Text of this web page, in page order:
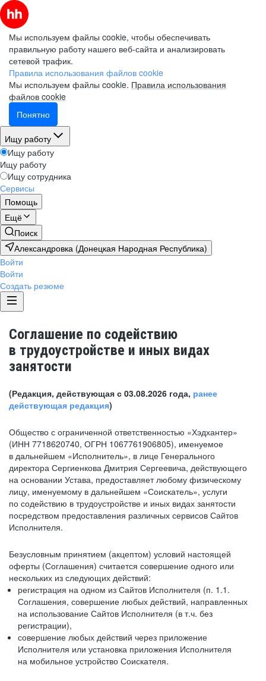
Мы используем файлы cookie, чтобы обеспечивать
правильную работу нашего веб-сайта и анализировать
сетевой трафик.
Правила использования файлов cookie
Мы используем файлы cookie. Правила использования
файлов cookie
Понятно
Ищу работу
Ищу работу
Ищу работу
Ищу сотрудника
Сервисы
Помощь
Ещё
Поиск
Александровка (Донецкая Народная Республика)
Войти
Войти
Создать резюме
Соглашение по содействию
в трудоустройстве и иных видах
занятости
(Редакция, действующая с 03.08.2026 года, ранее
действующая редакция)
Общество с ограниченной ответственностью «Хэдхантер»
(ИНН 7718620740, ОГРН 1067761906805), именуемое
в дальнейшем «Исполнитель», в лице Генерального
директора Сергиенкова Дмитрия Сергеевича, действующего
на основании Устава, предоставляет любому физическому
лицу, именуемому в дальнейшем «Соискатель», услуги
по содействию в трудоустройстве и иных видах занятости
посредством предоставления различных сервисов Сайтов
Исполнителя.
Безусловным принятием (акцептом) условий настоящей
оферты (Соглашения) считается совершение одного или
нескольких из следующих действий:
регистрация на одном из Сайтов Исполнителя (п. 1.1.
Соглашения, совершение любых действий, направленных
на использование Сайтов Исполнителя (в т.ч. без
регистрации),
совершение любых действий через приложение
Исполнителя или установка приложения Исполнителя
на мобильное устройство Соискателя.